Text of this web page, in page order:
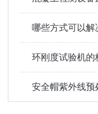
哪些方式可以
环刚度试验机的
安全帽紫外线